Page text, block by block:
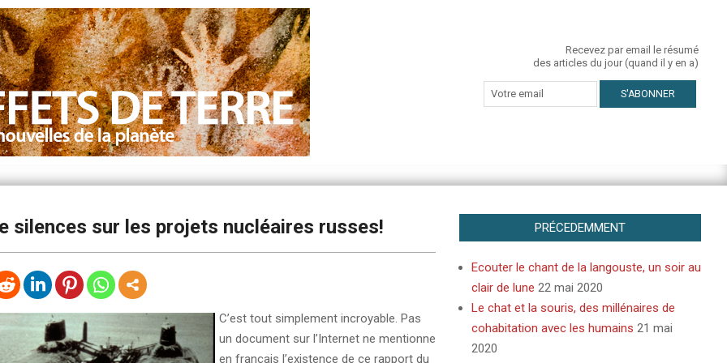
Recevez par email le résumé
des articles du jour (quand il y en a)
silences sur les projets nucléaires russes!
C’est tout simplement incroyable. Pas
un document sur l’Internet ne mentionne
en français l’existence de ce rapport du
PRÉCEDEMMENT
Ecouter le chant de la langouste, un soir au
clair de lune 22 mai 2020
Le chat et la souris, des millénaires de
cohabitation avec les humains 21 mai
2020